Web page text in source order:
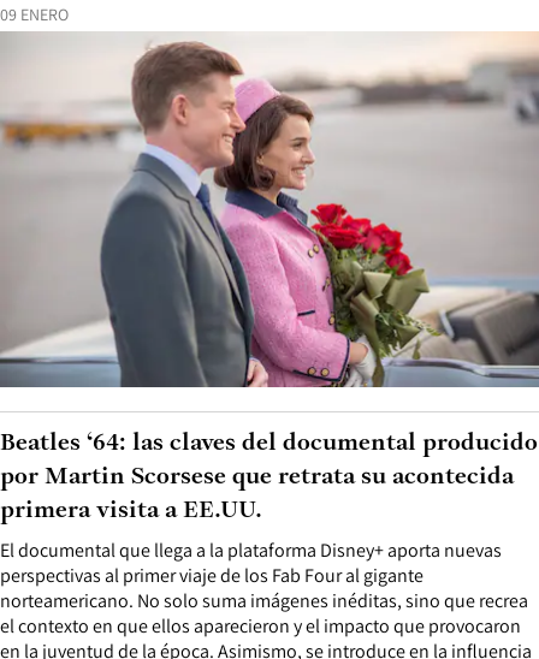
09 ENERO
El documental que llega a la plataforma Disney+ aporta nuevas
perspectivas al primer viaje de los Fab Four al gigante
norteamericano. No solo suma imágenes inéditas, sino que recrea
el contexto en que ellos aparecieron y el impacto que provocaron
en la juventud de la época. Asimismo, se introduce en la influencia
Beatles ‘64: las claves del documental producido
por Martin Scorsese que retrata su acontecida
primera visita a EE.UU.